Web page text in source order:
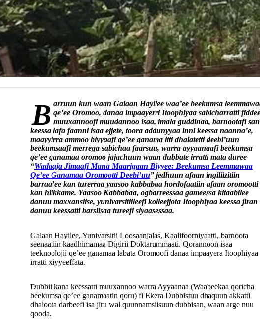
Barruun kun waan Galaan Hayilee waa’ee beekumsa leemmawaa qe’ee Oromoo, danaa impaayerri Itoophiyaa sabicharratti
muuxannoofi muudannoo isaa, imala guddinaa, barnootafi san
keessa lafa faanni isaa ejjete, toora addunyyaa inni keessa naanna’e,
maayyirra ammoo biyyaafi qe’ee ganama itti dhalatetti deebi’uun
beekumsaafi merrega sabichaa faarsuu, warra ayyaanaafi beekumsa
qe’ee ganamaa oromoo jajachuun waan dubbate irratti mata duree
“Wadaaja Jimaafi Mana Maarigaan Biyyee: Beekumsa Leemmawaa
Qe’ee Ganamaa Oromootti Deebi’uu” jedhuun afaan ingiliizitiin
barraa’ee kan turerraa yaasoo kabbabaa hordofaatiin afaan oromootti
kan hiikkame. Yaasoo Kabbabaa, ogbarreessaa gameessa kitaabilee
danuu maxxansiise, yunivarsitiileefi kolleejjota Itoophiyaa keessa jiran
danuu keessatti barsiisaa tureefi siyaasessaa.
Galaan Hayilee, Yunivarsitii Loosaanjalas, Kaalifoorniyaatti, barnoota
seenaatiin kaadhimamaa Digirii Doktarummaati. Qorannoon isaa
teeknoolojii qe’ee ganamaa labata Oromoofi danaa impaayera Itoophiyaa
irratti xiyyeeffata.
Dubbii kana keessatti muuxannoo warra Ayyaanaa (Waabeekaa qoricha
beekumsa qe’ee ganamaatin qoru) fi Ekera Dubbistuu dhaquun akkatti
dhaloota darbeefi isa jiru wal quunnamsiisuun dubbisan, waan arge nuu
qooda.